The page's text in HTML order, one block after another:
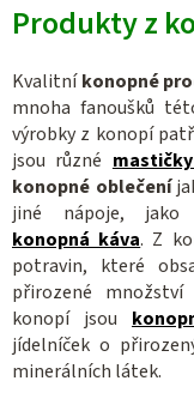
Produkty z
Kvalitníkonopné
mnoha fanoušků
výrobky z konopí
jsou různé
konopné oblečení
jiné nápoje,
konopná káva. Z
potravin, které
přirozené
konopí jsou
jídelníček o
minerálních látek.